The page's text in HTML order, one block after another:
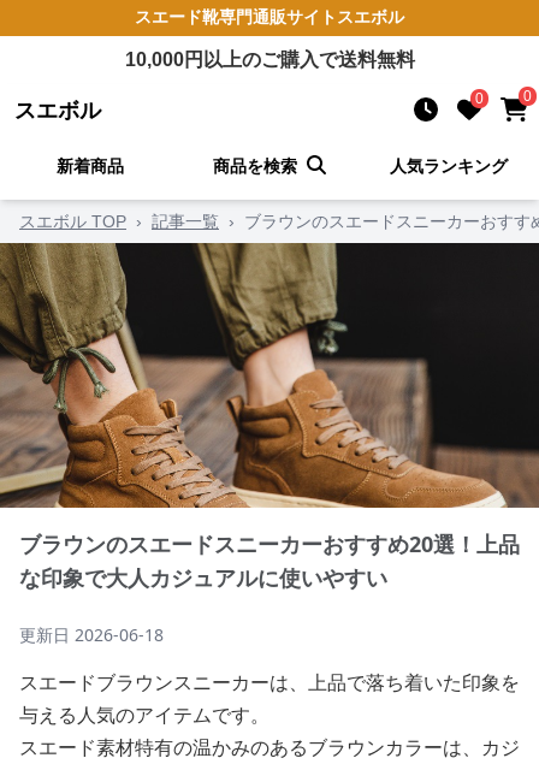
スエード靴専門通販サイト スエボル
10,000円以上のご購入で送料無料
スエボル 0 0
新着商品 商品を検索 人気ランキング
スエボル TOP › 記事一覧 › ブラウンのスエードスニーカーおす
ブラウンのスエードスニーカーおすすめ20選！上品
な印象で大人カジュアルに使いやすい
更新日 2026-06-18
スエードブラウンスニーカーは、上品で落ち着いた印象を
与える人気のアイテムです。
スエード素材特有の温かみのあるブラウンカラーは、カジ